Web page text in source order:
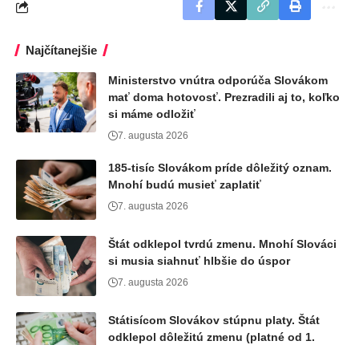
Najčítanejšie
Ministerstvo vnútra odporúča Slovákom
mať doma hotovosť. Prezradili aj to, koľko
si máme odložiť
7. augusta 2026
185-tisíc Slovákom príde dôležitý oznam.
Mnohí budú musieť zaplatiť
7. augusta 2026
Štát odklepol tvrdú zmenu. Mnohí Slováci
si musia siahnuť hlbšie do úspor
7. augusta 2026
Státisícom Slovákov stúpnu platy. Štát
odklepol dôležitú zmenu (platné od 1.